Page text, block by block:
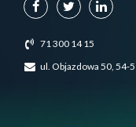
71 300 14 15
ul. Objazdowa 50, 54-